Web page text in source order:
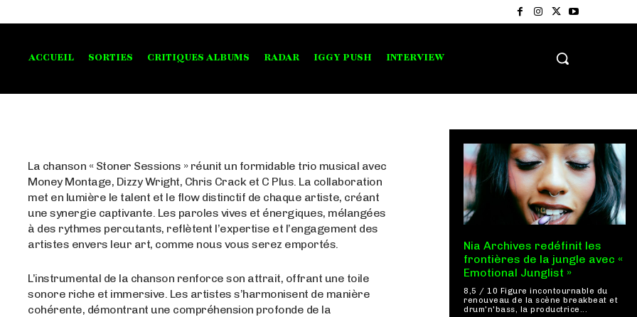
ACCUEIL SORTIES CRITIQUES ALBUMS RADAR IGGY PUSH INTERVIEW
La chanson « Stoner Sessions » réunit un formidable trio musical avec
Money Montage, Dizzy Wright, Chris Crack et C Plus. La collaboration
met en lumière le talent et le flow distinctif de chaque artiste, créant
une synergie captivante. Les paroles vives et énergiques, mélangées
à des rythmes percutants, reflètent l’expertise et l’engagement des
artistes envers leur art, comme nous vous serez emportés.
L’instrumental de la chanson renforce son attrait, offrant une toile
sonore riche et immersive. Les artistes s’harmonisent de manière
cohérente, démontrant une compréhension profonde de la
Nia Archives redéfinit les
frontières de la jungle avec «
Emotional Junglist »
8,5 / 10 Figure incontournable du
renouveau de la scène breakbeat et
drum'n'bass, la productrice...